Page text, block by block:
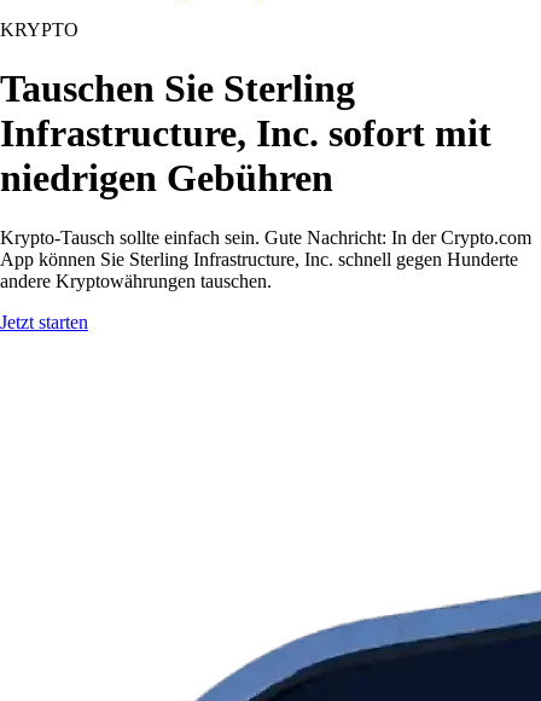
KRYPTO
Tauschen Sie Sterling
Infrastructure, Inc. sofort mit
niedrigen Gebühren
Krypto-Tausch sollte einfach sein. Gute Nachricht: In der Crypto.com
App können Sie Sterling Infrastructure, Inc. schnell gegen Hunderte
andere Kryptowährungen tauschen.
Jetzt starten